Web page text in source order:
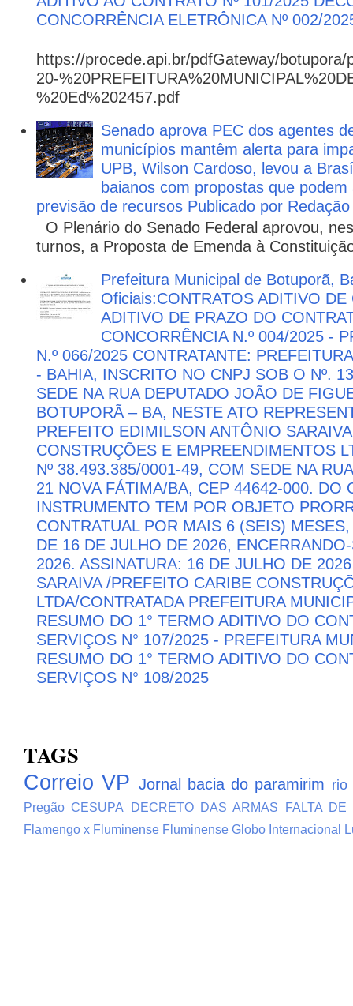
CONCORRÊNCIA ELETRÔNICA Nº 002/
https://procede.api.br/pdfGateway/
20-
%20Ed%202457.pdf
Senado aprova PEC dos agentes
municípios mantêm alerta para
UPB, Wilson Cardoso, levou a
baianos com propostas que
previsão de recursos Publicado por
O Plenário do Senado Federal aprovou,
turnos, a Proposta de Emenda à
Prefeitura Municipal de Botuporã,
Oficiais:CONTRATOS ADITIVO DE
ADITIVO DE PRAZO DO
CONCORRÊNCIA N.º 004/2025 -
N.º 066/2025 CONTRATANTE:
- BAHIA, INSCRITO NO CNPJ SOB O Nº.
SEDE NA RUA DEPUTADO JOÃO DE
BOTUPORÃ – BA, NESTE ATO
PREFEITO EDIMILSON ANTÔNIO
CONSTRUÇÕES E EMPREENDIMENTOS
Nº 38.493.385/0001-49, COM SEDE NA
21 NOVA FÁTIMA/BA, CEP 44642-000. DO
INSTRUMENTO TEM POR OBJETO
CONTRATUAL POR MAIS 6 (SEIS)
DE 16 DE JULHO DE 2026,
2026. ASSINATURA: 16 DE JULHO DE
SARAIVA /PREFEITO CARIBE
LTDA/CONTRATADA PREFEITURA
RESUMO DO 1° TERMO ADITIVO DO
SERVIÇOS N° 107/2025 - PREFEITURA
RESUMO DO 1° TERMO ADITIVO DO
SERVIÇOS N° 108/2025
TAGS
Correio VP Jornal bacia do paramirim rio
Pregão CESUPA DECRETO DAS ARMAS
FALTA DE
Flamengo x Fluminense Fluminense Globo Internacional